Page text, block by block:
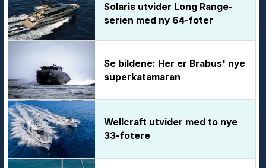
Solaris utvider Long Range-
serien med ny 64-foter
Se bildene: Her er Brabus' nye
superkatamaran
Wellcraft utvider med to nye
33-fotere